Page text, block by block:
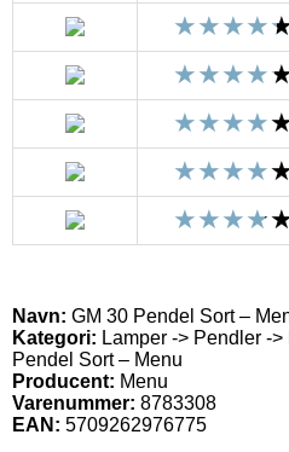
Navn: GM 30 Pendel Sort –
Kategori: Lamper -> Pendler -
Pendel Sort – Menu
Producent: Menu
Varenummer: 8783308
EAN: 5709262976775